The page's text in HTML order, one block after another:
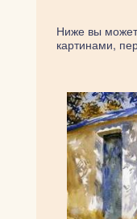
Ниже вы
картинами,